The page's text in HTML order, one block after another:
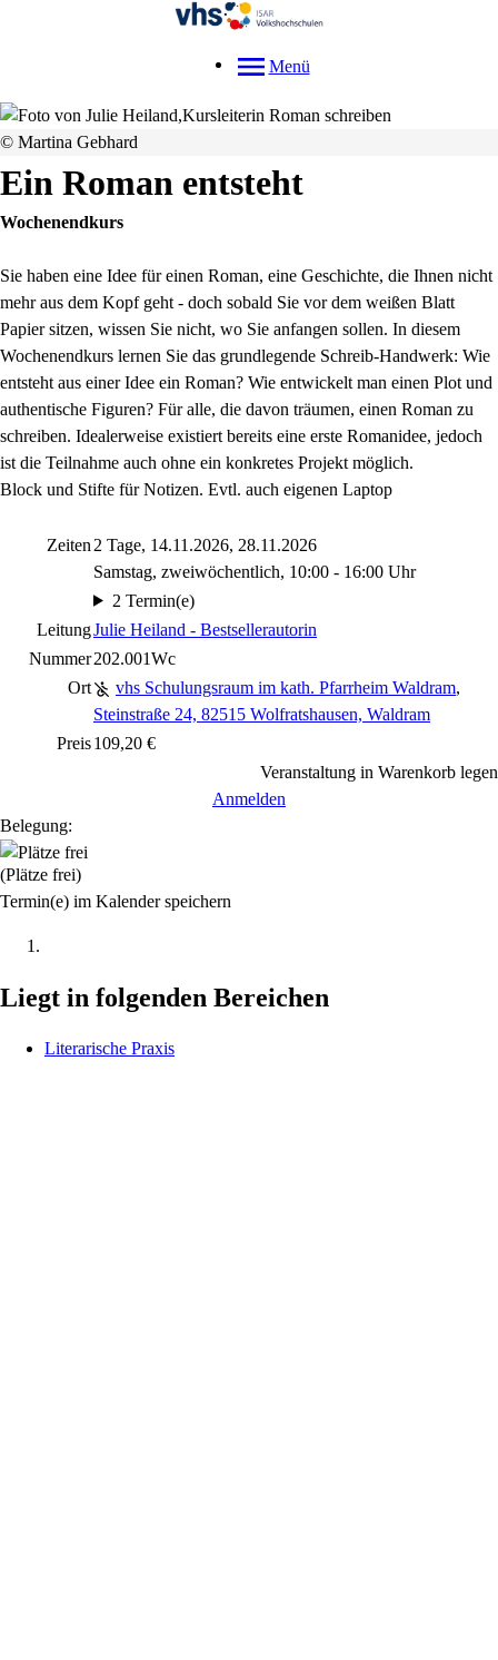
Menü
© Martina Gebhard
Ein Roman entsteht
Wochenendkurs
Sie haben eine Idee für einen Roman, eine Geschichte, die Ihnen nicht
mehr aus dem Kopf geht - doch sobald Sie vor dem weißen Blatt
Papier sitzen, wissen Sie nicht, wo Sie anfangen sollen. In diesem
Wochenendkurs lernen Sie das grundlegende Schreib-Handwerk: Wie
entsteht aus einer Idee ein Roman? Wie entwickelt man einen Plot und
authentische Figuren? Für alle, die davon träumen, einen Roman zu
schreiben. Idealerweise existiert bereits eine erste Romanidee, jedoch
ist die Teilnahme auch ohne ein konkretes Projekt möglich.
Block und Stifte für Notizen. Evtl. auch eigenen Laptop
Zeiten 2 Tage, 14.11.2026, 28.11.2026
Samstag, zweiwöchentlich, 10:00 - 16:00 Uhr
2 Termin(e)
LeitungJulie Heiland - Bestsellerautorin
Nummer202.001Wc
Ort
vhs Schulungsraum im kath. Pfarrheim Waldram,
Steinstraße 24, 82515 Wolfratshausen, Waldram
Preis109,20 €
Veranstaltung in Warenkorb legen
Anmelden
Belegung:
(Plätze frei)
Termin(e) im Kalender speichern
Liegt in folgenden Bereichen
Literarische Praxis